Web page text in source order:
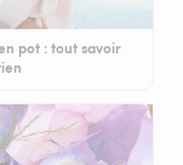
pot : tout savoir